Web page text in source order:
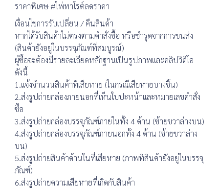
ราคาพิเศษ #ไพ่ทาโรต์ลดราคา
เงื่อนไขการรับเปลี่ยน / คืนสินค้า
หากได้รับสินค้าไม่ตรงตามคำสั่งซื้อ หรือชำรุดจากการขนส่ง
(สินค้ายังอยู่ในบรรจุภัณฑ์ที่สมบูรณ์)
ผู้ซื้อจะต้องมีรายละเอียดหลักฐานเป็นรูปภาพและคลิปวิดิโอ
ดังนี้
1.แจ้งจำนวนสินค้าที่เสียหาย (ในกรณีเสียหายบางชิ้น)
2.ส่งรูปถ่ายกล่องภายนอกที่เห็นใบปะหน้าและหมายเลขคำสั่ง
ซื้อ
3.ส่งรูปถ่ายกล่องบรรจุภัณฑ์ภายในทั้ง 4 ด้าน (ซ้ายขวาล่างบน)
4.ส่งรูปถ่ายกล่องบรรจุภัณฑ์ภายนอกทั้ง 4 ด้าน (ซ้ายขวาล่าง
บน)
5.ส่งรูปถ่ายสินค้าด้านในที่เสียหาย (ภาพที่สินค้ายังอยู่ในบรรจุ
ภัณฑ์)
6.ส่งรูปถ่ายความเสียหายที่เกิดกับสินค้า